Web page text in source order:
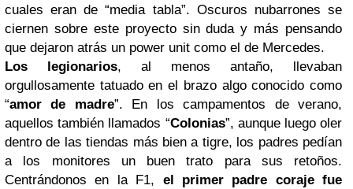
cuales eran de “media tabla”. Oscuros nubarrones se
ciernen sobre este proyecto sin duda y más pensando
que dejaron atrás un power unit como el de Mercedes.
Los legionarios, al menos antaño, llevaban
orgullosamente tatuado en el brazo algo conocido como
“amor de madre”. En los campamentos de verano,
aquellos también llamados “Colonias”, aunque luego oler
dentro de las tiendas más bien a tigre, los padres pedían
a los monitores un buen trato para sus retoños.
Centrándonos en la F1, el primer padre coraje fue